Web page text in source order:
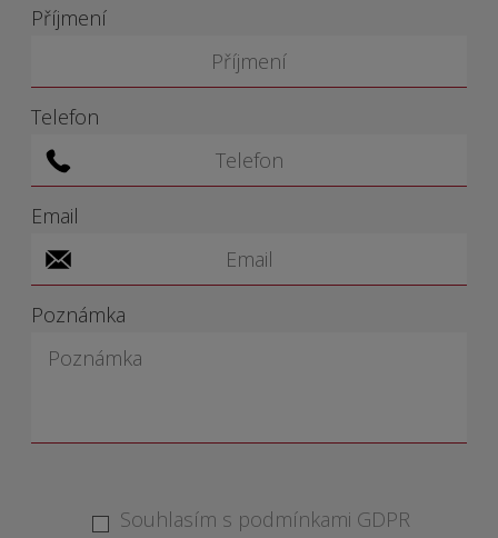
Příjmení
Telefon
Email
Poznámka
Souhlasím s podmínkami GDPR